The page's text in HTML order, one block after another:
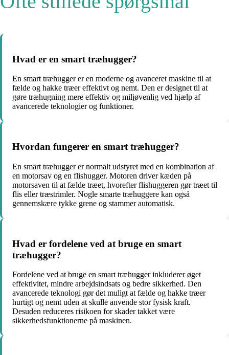
Hvad er en smart træhugger?
En smart træhugger er en moderne og avanceret maskine til at
fælde og hakke træer effektivt og nemt. Den er designet til at
gøre træhugning mere effektiv og miljøvenlig ved hjælp af
avancerede teknologier og funktioner.
Hvordan fungerer en smart træhugger?
En smart træhugger er normalt udstyret med en kombination af
en motorsav og en flishugger. Motoren driver kæden på
motorsaven til at fælde træet, hvorefter flishuggeren gør træet til
flis eller træstrimler. Nogle smarte træhuggere kan også
gennemskære tykke grene og stammer automatisk.
Hvad er fordelene ved at bruge en smart
træhugger?
Fordelene ved at bruge en smart træhugger inkluderer øget
effektivitet, mindre arbejdsindsats og bedre sikkerhed. Den
avancerede teknologi gør det muligt at fælde og hakke træer
hurtigt og nemt uden at skulle anvende stor fysisk kraft.
Desuden reduceres risikoen for skader takket være
sikkerhedsfunktionerne på maskinen.